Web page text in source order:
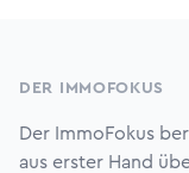
DER IMMOFOKUS
Der ImmoFokus
aus erster Hand